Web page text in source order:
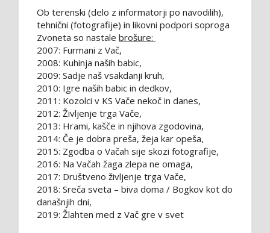
Ob terenski (delo z informatorji po navodilih),
tehnični (fotografije) in likovni podpori soproga
Zvoneta so nastale brošure:
2007: Furmani z Vač,
2008: Kuhinja naših babic,
2009: Sadje naš vsakdanji kruh,
2010: Igre naših babic in dedkov,
2011: Kozolci v KS Vače nekoč in danes,
2012: Življenje trga Vače,
2013: Hrami, kašče in njihova zgodovina,
2014: Če je dobra preša, žeja kar opeša,
2015: Zgodba o Vačah sije skozi fotografije,
2016: Na Vačah žaga zlepa ne omaga,
2017: Društveno življenje trga Vače,
2018: Sreča sveta – biva doma / Bogkov kot do
današnjih dni,
2019: Žlahten med z Vač gre v svet